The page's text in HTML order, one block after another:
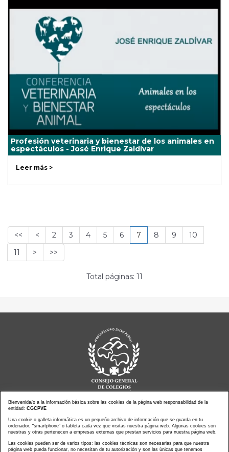
Profesión veterinaria y bienestar de los animales en
espectáculos - José Enrique Zaldívar
Leer más >
<< < 2 3 4 5 6 7 8 9
10
11
> >>
Total páginas: 11
Noticias actualidad
Agenda de Actos
Revistas
PressClip
Multimedias
Contacto
Bienvenida/o a la información básica sobre las cookies de la página web responsabilidad de la
entidad: CGCPVE
Una cookie o galleta informática es un pequeño archivo de información que se guarda en tu
ordenador, “smartphone” o tableta cada vez que visitas nuestra página web. Algunas cookies son
nuestras y otras pertenecen a empresas externas que prestan servicios para nuestra página web.
Las cookies pueden ser de varios tipos: las cookies técnicas son necesarias para que nuestra
página web pueda funcionar, no necesitan de tu autorización y son las únicas que tenemos